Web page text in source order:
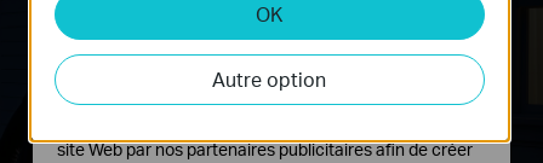
OK
Autre option
Cookies d'analyse et marketing
Les cookies d'analyse nous permettent d'analyser vos
activités sur notre site Web pour améliorer et ajuster les
fonctionnalités de notre site Web.
site Web par nos partenaires publicitaires afin de créer